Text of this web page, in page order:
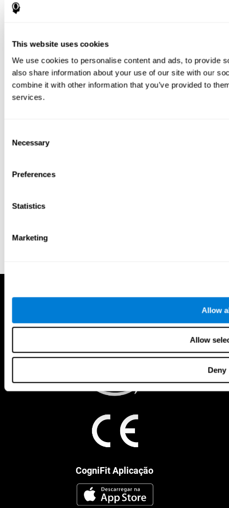
This website uses cookies
We use cookies to personalise content and ads, to provide
also share information about your use of our site with our
combine it with other information that you’ve provided to
services.
Selection
Necessary
Preferences
Statistics
Marketing
Allow
Allow
Deny
CogniFit Aplicação